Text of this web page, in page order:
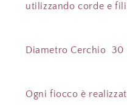
utilizzando corde e
Diametro Cerchio 30
Ogni fiocco è